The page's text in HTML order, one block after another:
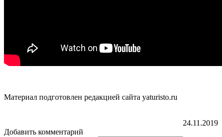
Материал подготовлен редакцией сайта yaturisto.ru
24.11.2019
Добавить комментарий